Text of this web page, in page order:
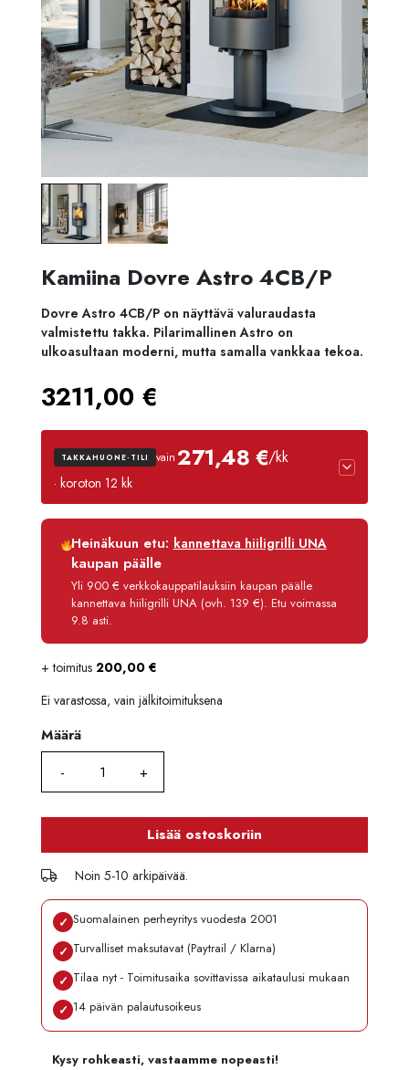
Kamiina Dovre Astro 4CB/P
Dovre Astro 4CB/P on näyttävä valuraudasta
valmistettu takka. Pilarimallinen Astro on
ulkoasultaan moderni, mutta samalla vankkaa tekoa.
3211,00 €
TAKKAHUONE-TILI vain271,48 €/kk
· koroton 12 kk
Luottoaika
12 kk
Korko
Käsittelymaksu
3,90 €/kk
Maksettava yhteensä
3 257,80 €
Heinäkuun etu: kannettava hiiligrilli UNA
kaupan päälle
Yli 900 € verkkokauppatilauksiin kaupan päälle
kannettava hiiligrilli UNA (ovh. 139 €). Etu voimassa
9.8 asti.
+ toimitus 200,00 €
Ei varastossa, vain jälkitoimituksena
Määrä
Määrä
Lisää ostoskoriin
Noin 5-10 arkipäivää.
✓ Suomalainen perheyritys vuodesta 2001
✓ Turvalliset maksutavat (Paytrail / Klarna)
✓ Tilaa nyt - Toimitusaika sovittavissa aikataulusi mukaan
✓ 14 päivän palautusoikeus
Kysy rohkeasti, vastaamme nopeasti!